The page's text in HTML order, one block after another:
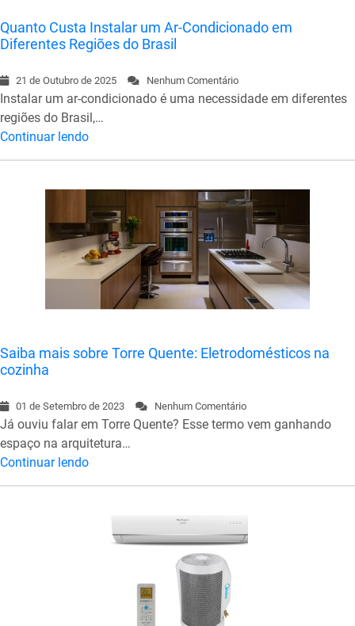
Quanto Custa Instalar um Ar-Condicionado em
Diferentes Regiões do Brasil
21 de Outubro de 2025 Nenhum Comentário
Instalar um ar-condicionado é uma necessidade em diferentes
regiões do Brasil,…
Continuar lendo
Saiba mais sobre Torre Quente: Eletrodomésticos na
cozinha
01 de Setembro de 2023 Nenhum Comentário
Já ouviu falar em Torre Quente? Esse termo vem ganhando
espaço na arquitetura…
Continuar lendo